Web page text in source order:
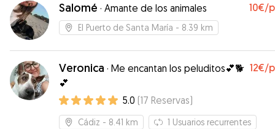
Salomé · Amante de los animales 10€/
El Puerto de Santa María - 8.39 km
Veronica · Me encantan los peluditos💕🐕
💕
12€/
5.0 (17 Reservas)
Cádiz - 8.41 km 1 Usuarios recurrentes